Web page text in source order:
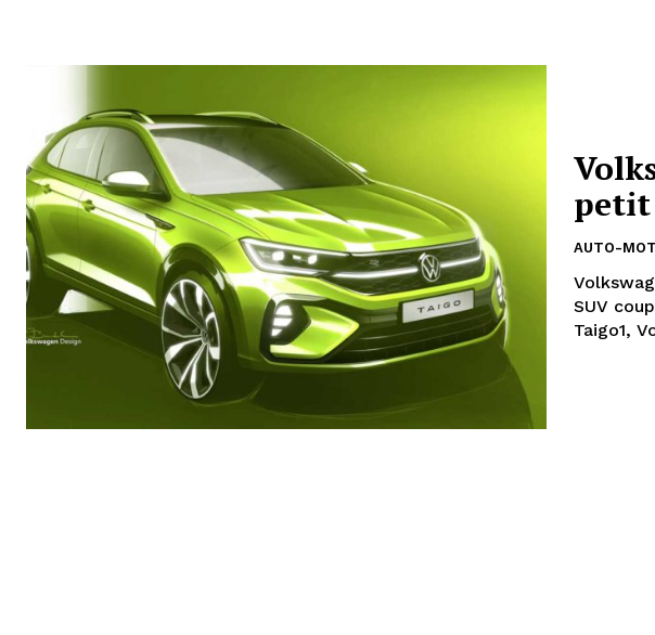
petit
AUTO-
SUV
Taigo1,